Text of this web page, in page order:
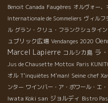
Benoit Canada Faugères オルヴォー、
Internationale de Sommeliers ヴィルフ
ル グラン・クリュ・フランクシュタイン
ュブリック広場 Vendanges 2020
Marcel Lapierre コルシカ島 ラ
Jus de Chausette Mottox Paris
オル T'inquiètes M'man! Seine chef
ンター ワインバー・ア・ボワール・エ
Iwata Koki san ジョルディ Bistro